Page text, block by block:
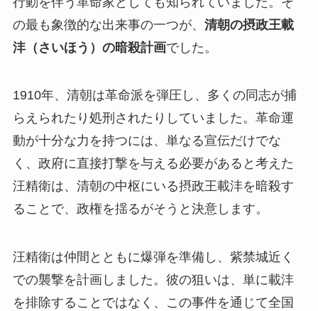
の最も象徴的な出来事の一つが、 清朝の摂政王載
沣（さいほう）の暗殺計画でした。
1910年、清朝は革命派を弾圧し、多くの同志が捕
らえられたり処刑されたりしていました。革命運
動が十分な力を持つには、単なる宣伝だけでな
く、政府に直接打撃を与える必要があると考えた
汪精衛は、清朝の中枢にいる摂政王載沣を暗殺す
ることで、政権を揺るがそうと決意します。
汪精衛は仲間とともに爆弾を準備し、紫禁城近く
での襲撃を計画しました。彼の狙いは、単に載沣
を排除することではなく、この事件を通じて全国